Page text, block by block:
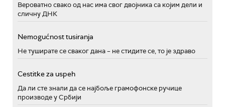
Вероватно свако од нас има свог двојника са којим дели и
сличну ДНК
Nemogućnost tusiranja
Не туширате се сваког дана – не стидите се, то је здраво
Cestitke za uspeh
Да ли сте знали да се најбоље грамофонске ручице
производе у Србији